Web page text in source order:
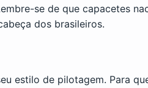
se de que capacetes
dos brasileiros.
estilo de pilotagem. Para